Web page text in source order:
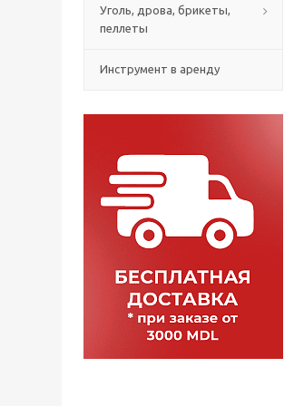
Уголь, дрова, брикеты,
пеллеты
Инструмент в аренду